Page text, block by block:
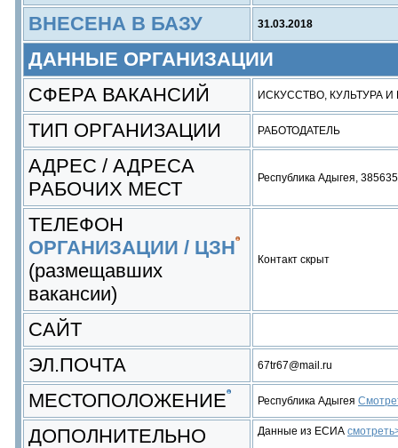
ВНЕСЕНА В БАЗУ 31.03.2018
ДАННЫЕ ОРГАНИЗАЦИИ
СФЕРА ВАКАНСИЙ
ИСКУССТВО, КУЛЬТУРА
ТИП ОРГАНИЗАЦИИ РАБОТОДАТЕЛЬ
АДРЕС / АДРЕСА
РАБОЧИХ МЕСТ
Республика Адыгея,
ТЕЛЕФОН
ОРГАНИЗАЦИИ / ЦЗН
(размещавших
вакансии)
Контакт скрыт
САЙТ
ЭЛ.ПОЧТА
67tr67@mail.ru
МЕСТОПОЛОЖЕНИЕ Республика Адыгея
ДОПОЛНИТЕЛЬНО Данные из ЕСИА